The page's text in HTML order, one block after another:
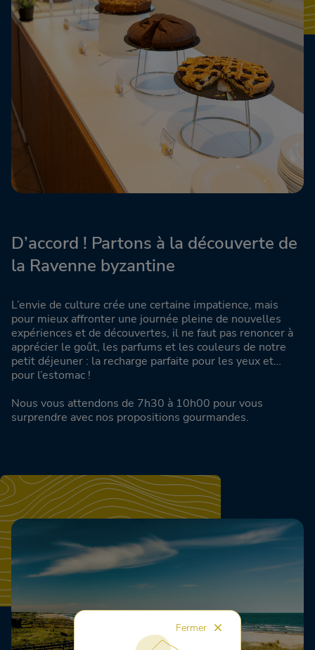
D’accord ! Partons à la découverte de
la Ravenne byzantine
L’envie de culture crée une certaine impatience, mais
pour mieux affronter une journée pleine de nouvelles
expériences et de découvertes, il ne faut pas renoncer à
apprécier le goût, les parfums et les couleurs de notre
petit déjeuner : la recharge parfaite pour les yeux et…
pour l’estomac !
Nous vous attendons de 7h30 à 10h00 pour vous
surprendre avec nos propositions gourmandes.
Fermer